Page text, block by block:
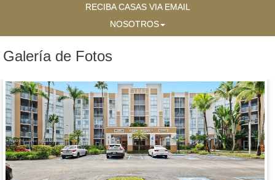
RECIBA CASAS VIA EMAIL
NOSOTROS
Galería de Fotos